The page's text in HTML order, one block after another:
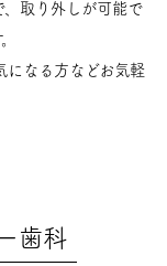
、取り外しが可能で
になる方などお気軽
歯科